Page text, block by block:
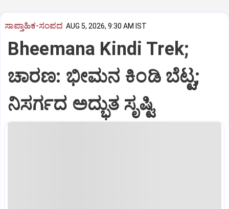
ಸಾಪ್ತಾಹಿಕ-ಸಂಪದ AUG 5, 2026, 9:30 AM IST
Bheemana Kindi Trek;
ಚಾರಣ: ಭೀಮನ ಕಿಂಡಿ ಬೆಟ್ಟ;
ನಿಸರ್ಗದ ಅದ್ಭುತ ಸೃಷ್ಟಿ